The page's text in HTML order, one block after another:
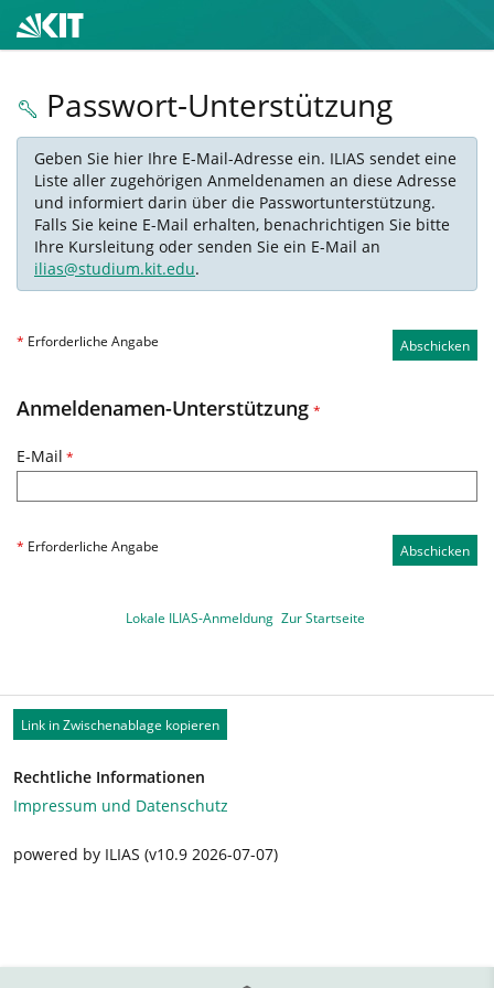
Passwort-Unterstützung
Geben Sie hier Ihre E-Mail-Adresse ein. ILIAS sendet eine
Liste aller zugehörigen Anmeldenamen an diese Adresse
und informiert darin über die Passwortunterstützung.
Falls Sie keine E-Mail erhalten, benachrichtigen Sie bitte
Ihre Kursleitung oder senden Sie ein E-Mail an
ilias@studium.kit.edu.
Abschicken
* Erforderliche Angabe
Anmeldenamen-Unterstützung *
E-Mail *
* Erforderliche Angabe Abschicken
Lokale ILIAS-Anmeldung Zur Startseite
Link in Zwischenablage kopieren
Rechtliche Informationen
Impressum und Datenschutz
powered by ILIAS (v10.9 2026-07-07)